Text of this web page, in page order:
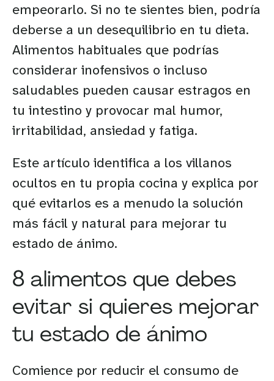
empeorarlo. Si no te sientes bien, podría
deberse a un desequilibrio en tu dieta.
Alimentos habituales que podrías
considerar inofensivos o incluso
saludables pueden causar estragos en
tu intestino y provocar mal humor,
irritabilidad, ansiedad y fatiga.
Este artículo identifica a los villanos
ocultos en tu propia cocina y explica por
qué evitarlos es a menudo la solución
más fácil y natural para mejorar tu
estado de ánimo.
8 alimentos que debes
evitar si quieres mejorar
tu estado de ánimo
Comience por reducir el consumo de